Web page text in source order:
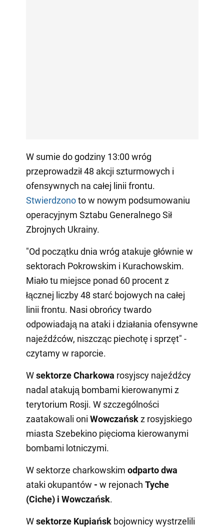
W sumie do godziny 13:00 wróg
przeprowadził 48 akcji szturmowych i
ofensywnych na całej linii frontu.
Stwierdzonoto w nowym podsumowaniu
operacyjnym Sztabu Generalnego Sił
Zbrojnych Ukrainy.
"Od początku dnia wróg atakuje głównie w
sektorach Pokrowskim i Kurachowskim.
Miało tu miejsce ponad 60 procent z
łącznej liczby 48 starć bojowych na całej
linii frontu. Nasi obrońcy twardo
odpowiadają na ataki i działania ofensywne
najeźdźców, niszcząc piechotę i sprzęt" -
czytamy w raporcie.
Wsektorze Charkowa rosyjscy najeźdźcy
nadal atakują bombami kierowanymi z
terytorium Rosji. W szczególności
zaatakowali oni Wowczańskz rosyjskiego
miasta Szebekino pięcioma kierowanymi
bombami lotniczymi.
W sektorze charkowskim odpartodwa
ataki okupantów - w rejonach Tyche
(Ciche) i Wowczańsk.
Wsektorze Kupiańskbojownicy wystrzelili